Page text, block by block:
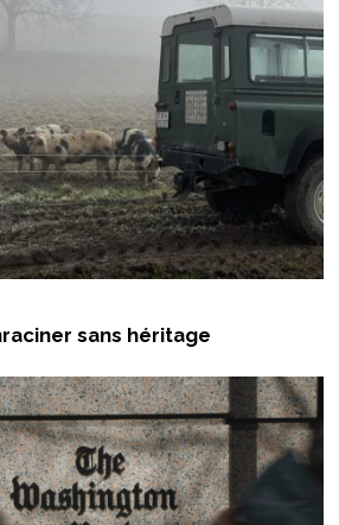
sans héritage